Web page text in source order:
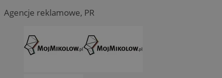
Agencje reklamowe, PR